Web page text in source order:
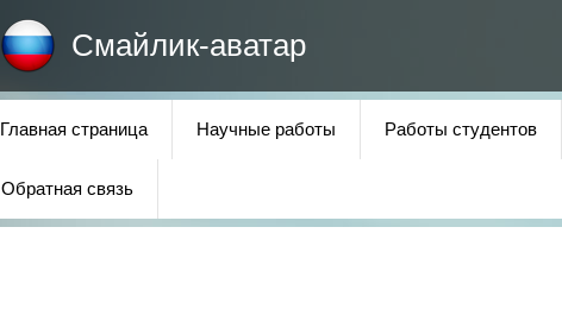
Смайлик-аватар
Главная страница Научные работы Работы студентов
Обратная связь